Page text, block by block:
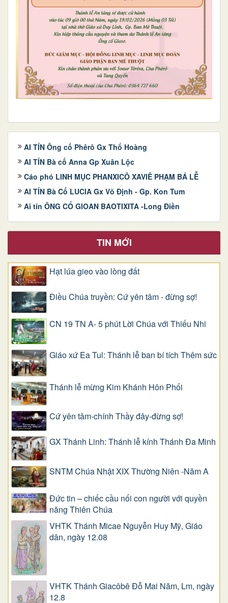
AI TÍN Ông cố Phêrô Gx Thổ Hoàng
AI TÍN Bà cố Anna Gp Xuân Lộc
Cáo phó LINH MỤC PHANXICÔ XAVIÊ PHẠM BÁ LỄ
AI TÍN Bà Cố LUCIA Gx Võ Định - Gp. Kon Tum
Ai tín ÔNG CỐ GIOAN BAOTIXITA -Long Điền
TIN MỚI
Hạt lúa gieo vào lòng đất
Điều Chúa truyền: Cứ yên tâm - đừng sợ!
CN 19 TN A- 5 phút Lời Chúa với Thiếu Nhi
Giáo xứ Ea Tul: Thánh lễ ban bí tích Thêm sức
Thánh lễ mừng Kim Khánh Hôn Phối
Cứ yên tâm-chính Thầy đây-đừng sợ!
GX Thánh Linh: Thánh lễ kính Thánh Đa Minh
SNTM Chúa Nhật XIX Thường Niên -Năm A
Đức tin – chiếc cầu nối con người với quyền
năng Thiên Chúa
VHTK Thánh Micae Nguyễn Huy Mỹ, Giáo
dân, ngày 12.08
VHTK Thánh Giacôbê Ðỗ Mai Năm, Lm, ngày
12.8